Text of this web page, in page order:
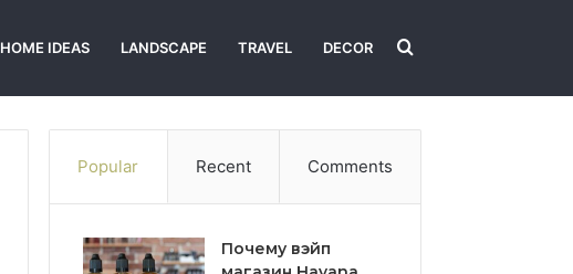
HOME IDEAS LANDSCAPE TRAVEL DECOR Search
Popular Recent Comments
Почему вэйп